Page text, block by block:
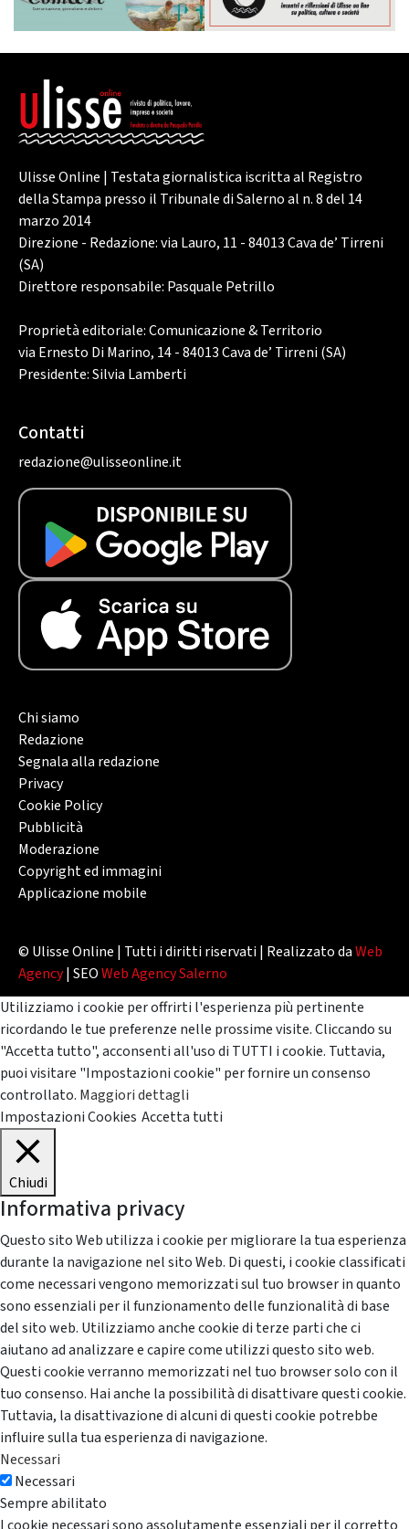
Ulisse Online | Testata giornalistica iscritta al Registro
della Stampa presso il Tribunale di Salerno al n. 8 del 14
marzo 2014
Direzione - Redazione: via Lauro, 11 - 84013 Cava de’ Tirreni
(SA)
Direttore responsabile: Pasquale Petrillo
Proprietà editoriale: Comunicazione & Territorio
via Ernesto Di Marino, 14 - 84013 Cava de’ Tirreni (SA)
Presidente: Silvia Lamberti
Contatti
redazione@ulisseonline.it
Chi siamo
Redazione
Segnala alla redazione
Privacy
Cookie Policy
Pubblicità
Moderazione
Copyright ed immagini
Applicazione mobile
© Ulisse Online | Tutti i diritti riservati | Realizzato daWeb
Agency| SEOWeb Agency Salerno
Utilizziamo i cookie per offrirti l'esperienza più pertinente
ricordando le tue preferenze nelle prossime visite. Cliccando su
"Accetta tutto", acconsenti all'uso di TUTTI i cookie. Tuttavia,
puoi visitare "Impostazioni cookie" per fornire un consenso
controllato. Maggiori dettagli
Impostazioni Cookies Accetta tutti
Chiudi
Informativa privacy
Questo sito Web utilizza i cookie per migliorare la tua esperienza
durante la navigazione nel sito Web. Di questi, i cookie classificati
come necessari vengono memorizzati sul tuo browser in quanto
sono essenziali per il funzionamento delle funzionalità di base
del sito web. Utilizziamo anche cookie di terze parti che ci
aiutano ad analizzare e capire come utilizzi questo sito web.
Questi cookie verranno memorizzati nel tuo browser solo con il
tuo consenso. Hai anche la possibilità di disattivare questi cookie.
Tuttavia, la disattivazione di alcuni di questi cookie potrebbe
influire sulla tua esperienza di navigazione.
Necessari
Necessari
Sempre abilitato